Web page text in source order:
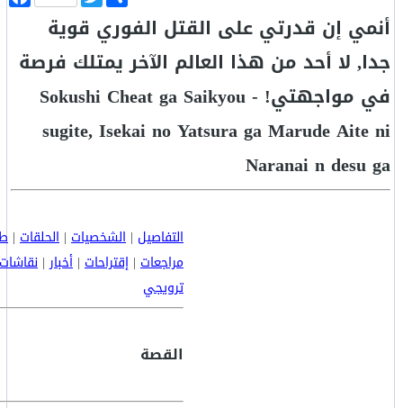
a
e
o
k
w
t
e
ن
ر
أنمي إن قدرتي على القتل الفوري قوية
جدا, لا أحد من هذا العالم الآخر يمتلك فرصة
في مواجهتي! - Sokushi Cheat ga Saikyou
sugite, Isekai no Yatsura ga Marude Aite ni
Naranai n desu ga
التفاصيل | الشخصيات | الحلقات |
مراجعات | إقتراحات | أخبار| نقاشات
ترويجي
القصة